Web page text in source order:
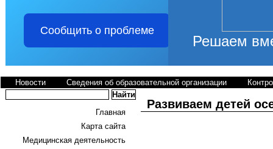
Новости Сведения об образовательной организации
Главная
Карта сайта
Медицинская деятельность
Развиваем детей